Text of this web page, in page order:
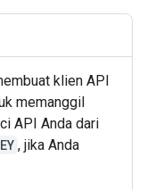
klien API
memanggil
API Anda dari
, jika Anda